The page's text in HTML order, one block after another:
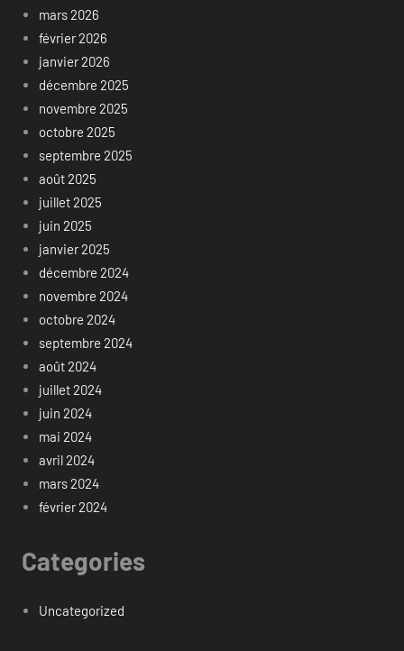
mars 2026
février 2026
janvier 2026
décembre 2025
novembre 2025
octobre 2025
septembre 2025
août 2025
juillet 2025
juin 2025
janvier 2025
décembre 2024
novembre 2024
octobre 2024
septembre 2024
août 2024
juillet 2024
juin 2024
mai 2024
avril 2024
mars 2024
février 2024
Categories
Uncategorized